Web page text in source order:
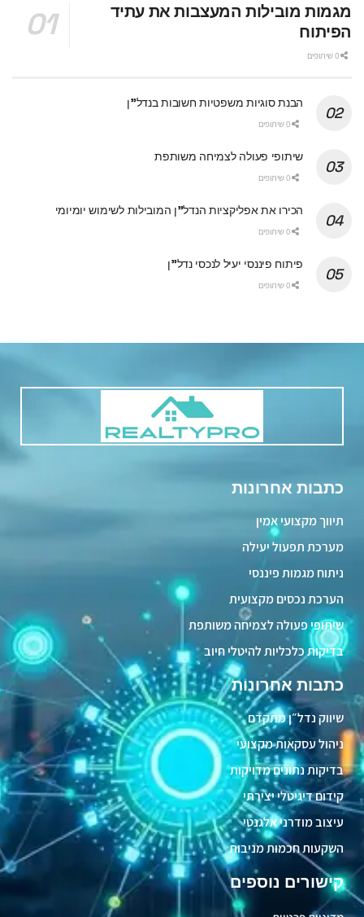
מגמות מובילות המעצבות את עתיד
הפיתוח
הבנת סוגיות משפטיות חשובות בנדל"ן
שיתופי פעולה לצמיחה משותפת
הכירו את אפליקציות הנדל"ן המובילות לשימוש יומיומי
פיתוח פיננסי יעיל לנכסי נדל"ן
קישורים נוספים
כתבות אחרונות
שיווק נדל״ן מתקדם
ניהול עסקאות מקצועי
בדיקות נתונים מדויקות
קידום דיגיטלי יצירתי
עיצוב מודרני אלגנטי
השקעות חכמות מניבות
כתבות אחרונות
תיווך מקצועי אמין
מערכת תפעול יעילה
ניתוח מגמות פיננסי
הערכת נכסים מקצועית
שיתופי פעולה לצמיחה משותפת
בדיקות כלכליות להיטלי חיוב